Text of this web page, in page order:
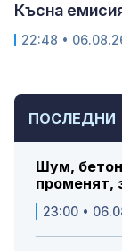
ПОСЛЕДНИ
Шум,
променят,
23:00 •
Късна
22:48 •